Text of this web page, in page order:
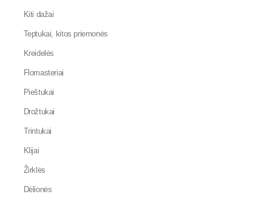
Kiti dažai
Teptukai, kitos priemonės
Kreidelės
Flomasteriai
Pieštukai
Drožtukai
Trintukai
Klijai
Žirklės
Dėlionės